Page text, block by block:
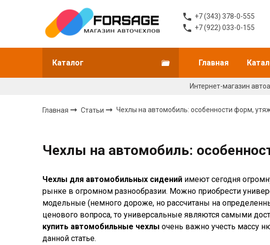
+7 (343) 378-0-555
+7 (922) 033-0-155
Каталог Главная
Интернет-магазин
Главная Статьи Чехлы на автомобиль: особенности форм,
Чехлы на автомобиль:
Чехлы для автомобильных сидений имеют сегодня
рынке в огромном разнообразии. Можно приобрести
модельные (немного дороже, но рассчитаны на
ценового вопроса, то универсальные являются самыми
купить автомобильные чехлы очень важно учесть массу
данной статье.